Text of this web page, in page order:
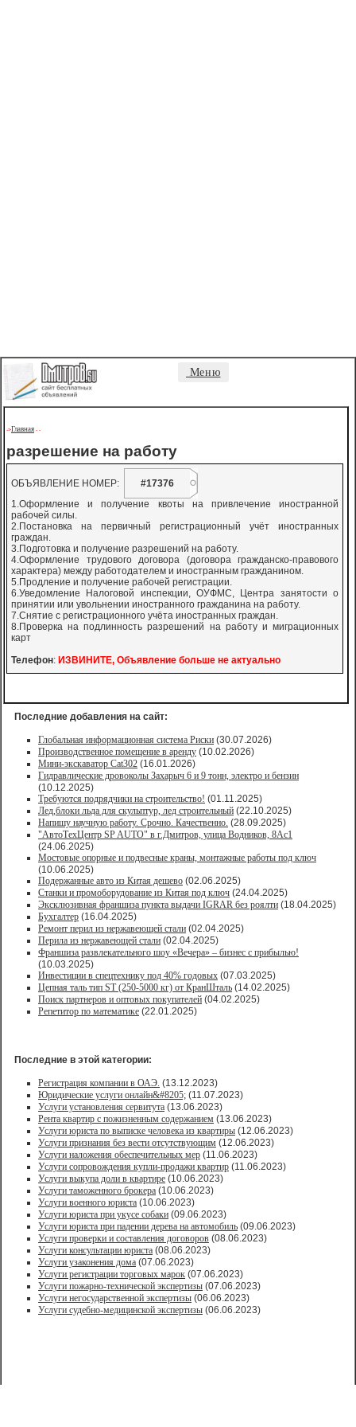
Меню
->Главная - -
разрешение на работу
ОБЪЯВЛЕНИЕ НОМЕР:
#17376
1.Оформление и получение квоты на привлечение иностранной
рабочей силы.
2.Постановка на первичный регистрационный учёт иностранных
граждан.
3.Подготовка и получение разрешений на работу.
4.Оформление трудового договора (договора гражданско-правового
характера) между работодателем и иностранным гражданином.
5.Продление и получение рабочей регистрации.
6.Уведомление Налоговой инспекции, ОУФМС, Центра занятости о
принятии или увольнении иностранного гражданина на работу.
7.Снятие с регистрационного учёта иностранных граждан.
8.Проверка на подлинность разрешений на работу и миграционных
карт
Телефон: ИЗВИНИТЕ, Объявление больше не актуально
Последние добавления на сайт:
Глобальная информационная система Риски (30.07.2026)
Производственное помещение в аренду (10.02.2026)
Мини-экскаватор Cat302 (16.01.2026)
Гидравлические дровоколы Захарыч 6 и 9 тонн, электро и бензин
(10.12.2025)
Требуются подрядчики на строительство! (01.11.2025)
Лед,блоки льда для скульптур, лед строительный (22.10.2025)
Напишу научную работу. Срочно. Качественно. (28.09.2025)
"АвтоТехЦентр SP AUTO" в г.Дмитров, улица Водников, 8Ас1
(24.06.2025)
Мостовые опорные и подвесные краны, монтажные работы под ключ
(10.06.2025)
Подержанные авто из Китая дешево (02.06.2025)
Станки и промоборудование из Китая под ключ (24.04.2025)
Эксклюзивная франшиза пункта выдачи IGRAR без роялти (18.04.2025)
Бухгалтер (16.04.2025)
Ремонт перил из нержавеющей стали (02.04.2025)
Перила из нержавеющей стали (02.04.2025)
Франшиза развлекательного шоу «Вечера» – бизнес с прибылью!
(10.03.2025)
Инвестиции в спецтехнику под 40% годовых (07.03.2025)
Цепная таль тип ST (250-5000 кг) от КранШталь (14.02.2025)
Поиск партнеров и оптовых покупателей (04.02.2025)
Репетитор по математике (22.01.2025)
Последние в этой категории:
Регистрация компании в ОАЭ. (13.12.2023)
Юридические услуги онлайн&#8205; (11.07.2023)
Услуги установления сервитута (13.06.2023)
Рента квартир с пожизненным содержанием (13.06.2023)
Услуги юриста по выписке человека из квартиры (12.06.2023)
Услуги признания без вести отсутствующим (12.06.2023)
Услуги наложения обеспечительных мер (11.06.2023)
Услуги сопровождения купли-продажи квартир (11.06.2023)
Услуги выкупа доли в квартире (10.06.2023)
Услуги таможенного брокера (10.06.2023)
Услуги военного юриста (10.06.2023)
Услуги юриста при укусе собаки (09.06.2023)
Услуги юриста при падении дерева на автомобиль (09.06.2023)
Услуги проверки и составления договоров (08.06.2023)
Услуги консультации юриста (08.06.2023)
Услуги узаконения дома (07.06.2023)
Услуги регистрации торговых марок (07.06.2023)
Услуги пожарно-технической экспертизы (07.06.2023)
Услуги негосударственной экспертизы (06.06.2023)
Услуги судебно-медицинской экспертизы (06.06.2023)